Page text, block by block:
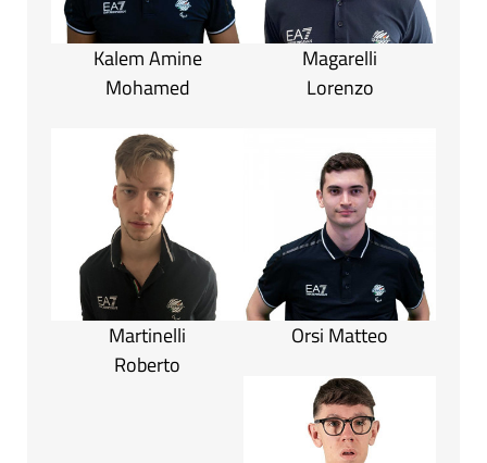
Kalem Amine
Mohamed
Magarelli
Lorenzo
Martinelli
Roberto
Orsi Matteo